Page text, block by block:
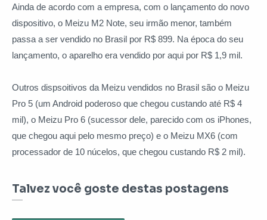
Ainda de acordo com a empresa, com o lançamento do novo
dispositivo, o Meizu M2 Note, seu irmão menor, também
passa a ser vendido no Brasil por R$ 899. Na época do seu
lançamento, o aparelho era vendido por aqui por R$ 1,9 mil.
Outros dispsoitivos da Meizu vendidos no Brasil são o Meizu
Pro 5 (um Android poderoso que chegou custando até R$ 4
mil), o Meizu Pro 6 (sucessor dele, parecido com os iPhones,
que chegou aqui pelo mesmo preço) e o Meizu MX6 (com
processador de 10 núcelos, que chegou custando R$ 2 mil).
Talvez você goste destas postagens